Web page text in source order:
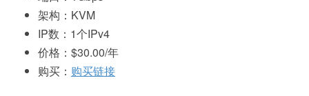
架构：KVM
IP数：1个IPv4
价格：$30.00/年
购买： 购买链接